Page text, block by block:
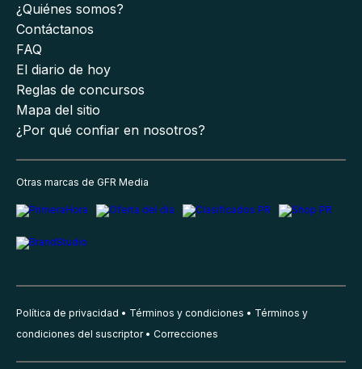
¿Quiénes somos?
Contáctanos
FAQ
El diario de hoy
Reglas de concursos
Mapa del sitio
¿Por qué confiar en nosotros?
Otras marcas de GFR Media
Política de privacidad Términos y condiciones
Términos y
condiciones del suscriptor
Correcciones